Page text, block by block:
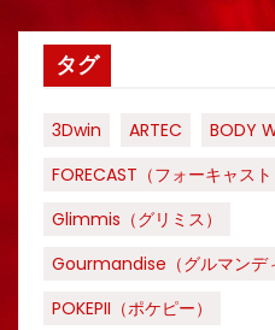
タグ
3Dwin ARTEC
BODY
FORECAST（フォーキャスト
Glimmis（グリミス）
Gourmandise（グルマンデ
POKEPII（ポケピー）